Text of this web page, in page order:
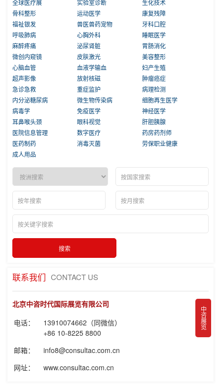
全球医疗展 实验室诊断
生化技术
骨科整形
运动医学
康复残障
福祉银发
兽医兽药宠物
牙科口腔
呼吸肺病
心胸外科
睡眠医学
麻醉疼痛
泌尿肾脏
胃肠消化
微创内窥镜
皮肤激光
美容整形
心脑血管
血液学输血
妇产生殖
超声影像
放射核磁
肿瘤癌症
急诊急救
重症监护
病理检测
内分泌糖尿病
微生物传染病
细胞再生医学
病毒学
免疫医学
神经医学
耳鼻喉头颈
眼科视觉
肝胆胰腺
医院信息管理
数字医疗
药房药剂师
医药制药
消毒灭菌
劳保职业健康
成人用品
联系我们 CONTACT US
北京中咨时代国际展览有限公司
电话：
13910074662（同微信）
+86 10-8225 8800
邮箱：
info8@consultac.com.cn
网址：
www.consultac.com.cn
中咨展览